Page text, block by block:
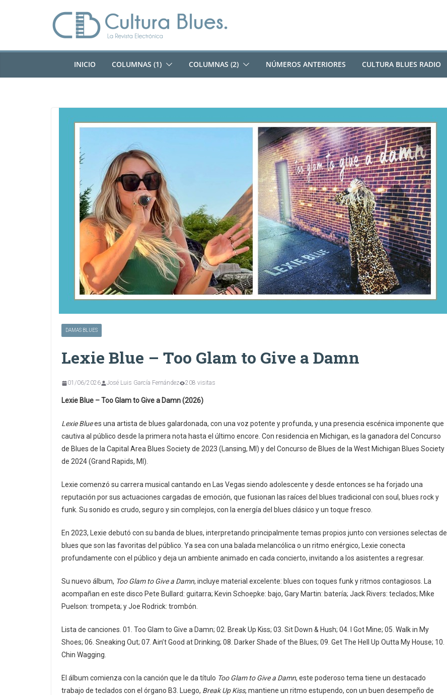
INICIO COLUMNAS (1) COLUMNAS (2) NÚMEROS ANTERIORES CULTURA BLUES RADIO
DAMAS BLUES
Lexie Blue – Too Glam to Give a Damn
01/06/2026 José Luis García Fernández 208 visitas
Lexie Blue – Too Glam to Give a Damn (2026)
Lexie Bluees una artista de blues galardonada, con una voz potente y profunda, y una presencia escénica imponente que
cautiva al público desde la primera nota hasta el último encore. Con residencia en Michigan, es la ganadora del Concurso
de Blues de la Capital Area Blues Society de 2023 (Lansing, MI) y del Concurso de Blues de la West Michigan Blues Society
de 2024 (Grand Rapids, MI).
Lexie comenzó su carrera musical cantando en Las Vegas siendo adolescente y desde entonces se ha forjado una
reputación por sus actuaciones cargadas de emoción, que fusionan las raíces del blues tradicional con soul, blues rock y
funk. Su sonido es crudo, seguro y sin complejos, con la energía del blues clásico y un toque fresco.
En 2023, Lexie debutó con su banda de blues, interpretando principalmente temas propios junto con versiones selectas de
blues que son las favoritas del público. Ya sea con una balada melancólica o un ritmo enérgico, Lexie conecta
profundamente con el público y deja un ambiente animado en cada concierto, invitando a los asistentes a regresar.
Su nuevo álbum, Too Glam to Give a Damn, incluye material excelente: blues con toques funk y ritmos contagiosos. La
acompañan en este disco Pete Bullard: guitarra; Kevin Schoepke: bajo, Gary Martin: batería; Jack Rivers: teclados; Mike
Puelson: trompeta; y Joe Rodrick: trombón.
Lista de canciones. 01. Too Glam to Give a Damn; 02. Break Up Kiss; 03. Sit Down & Hush; 04. I Got Mine; 05. Walk in My
Shoes; 06. Sneaking Out; 07. Ain’t Good at Drinking; 08. Darker Shade of the Blues; 09. Get The Hell Up Outta My House; 10.
Chin Wagging.
El álbum comienza con la canción que le da título Too Glam to Give a Damn, este poderoso tema tiene un destacado
trabajo de teclados con el órgano B3. Luego, Break Up Kiss, mantiene un ritmo estupendo, con un buen desempeño de